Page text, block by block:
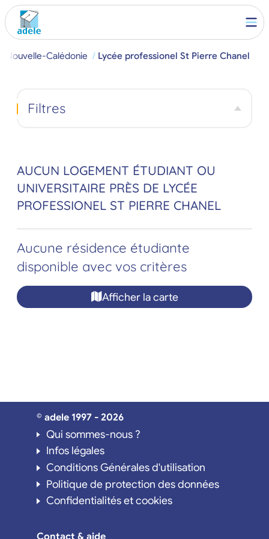
Nouvelle-Calédonie Lycée professionel St Pierre Chanel
AUCUN LOGEMENT ÉTUDIANT OU
UNIVERSITAIRE PRÈS DE LYCÉE
PROFESSIONEL ST PIERRE CHANEL
Aucune résidence étudiante
disponible avec vos critères
Afficher la carte
Filtres
© adele 1997 - 2026
Qui sommes-nous ?
Infos légales
Conditions Générales d'utilisation
Politique de protection des données
Confidentialités et cookies
Contact & aide